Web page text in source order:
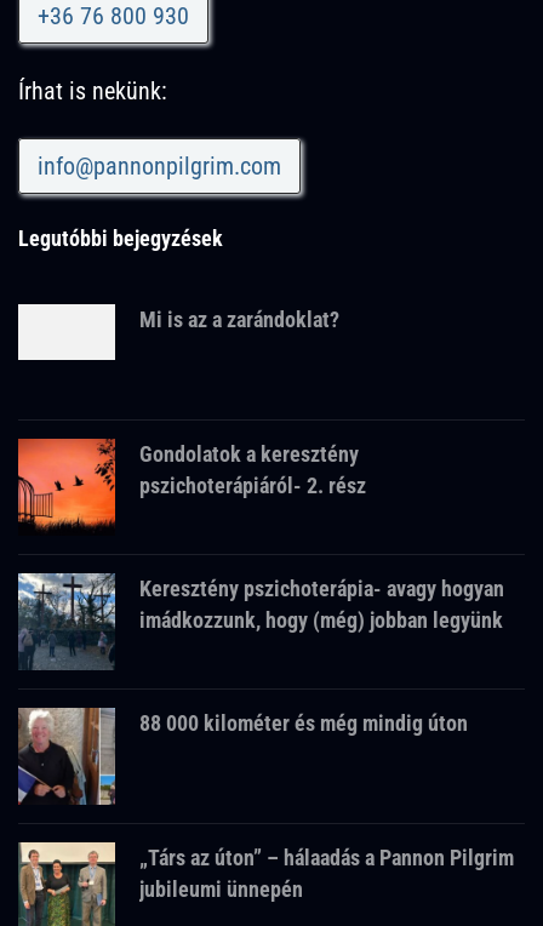
+36 76 800 930
Írhat is nekünk:
info@pannonpilgrim.com
Legutóbbi bejegyzések
Mi is az a zarándoklat?
Gondolatok a keresztény
pszichoterápiáról- 2. rész
Keresztény pszichoterápia- avagy hogyan
imádkozzunk, hogy (még) jobban legyünk
88 000 kilométer és még mindig úton
„Társ az úton” – hálaadás a Pannon Pilgrim
jubileumi ünnepén